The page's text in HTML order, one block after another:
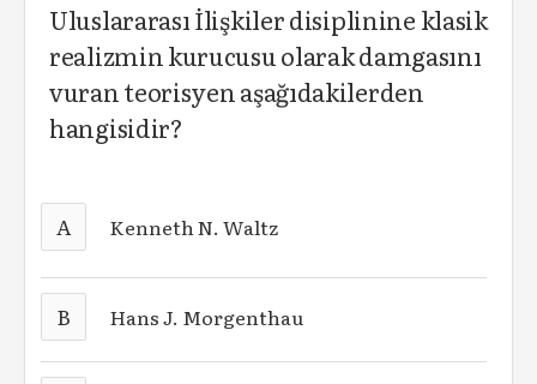
Uluslararası İlişkiler disiplinine klasik
realizmin kurucusu olarak damgasını
vuran teorisyen aşağıdakilerden
hangisidir?
A Kenneth N. Waltz
B Hans J. Morgenthau